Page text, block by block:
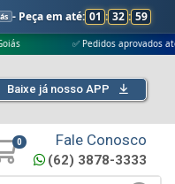
- Peça em até: 01 : 32 : 58
✅ Pedidos aprovados até às
Baixe já nosso APP
0 Fale Conosco
(62) 3878-3333